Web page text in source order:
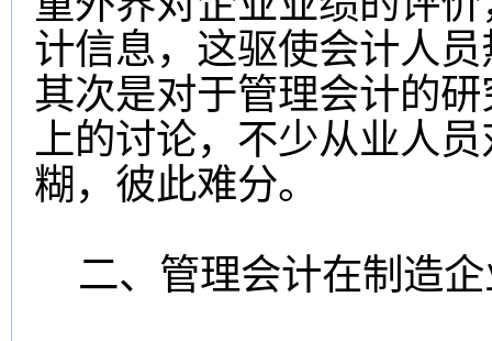
计信息，这驱使会计人
其次是对于管理会计的
上的讨论，不少从业人
糊，彼此难分。
二、管理会计在制造企